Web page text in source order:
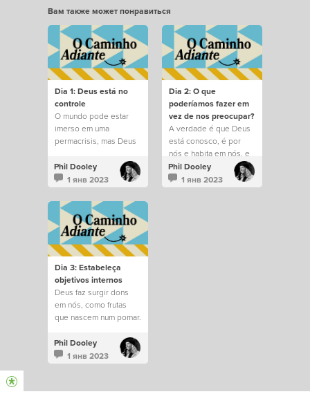
Вам также может понравиться
Dia 1: Deus está no
controle
O mundo pode estar
imerso em uma
permacrisis, mas Deus
de tudo.
Phil Dooley
1 янв 2023
Dia 2: O que
poderíamos fazer em
vez de nos preocupar?
A verdade é que Deus
está conosco, é por
nós e habita em nós, e
saber disso muda tudo.
Phil Dooley
1 янв 2023
Dia 3: Estabeleça
objetivos internos
Deus faz surgir dons
em nós, como frutas
que nascem num pomar.
Phil Dooley
1 янв 2023